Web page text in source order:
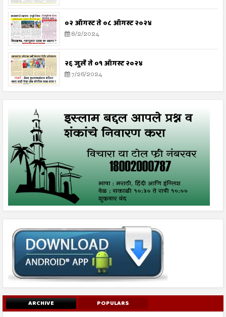
०२ ऑगस्ट ते ०८ ऑगस्ट २०२४
8/2/2024
२६ जुलै ते ०१ ऑगस्ट २०२४
7/26/2024
ARCHIVE POPULARS